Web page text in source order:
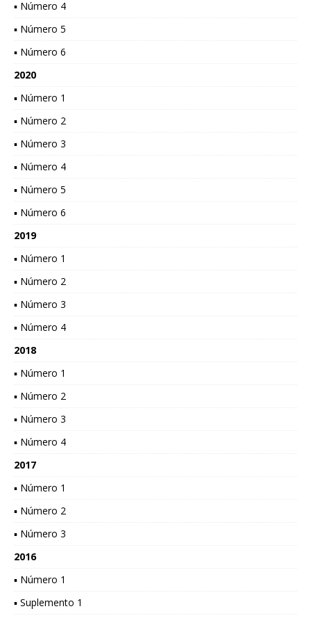
▪ Número 4
▪ Número 5
▪ Número 6
2020
▪ Número 1
▪ Número 2
▪ Número 3
▪ Número 4
▪ Número 5
▪ Número 6
2019
▪ Número 1
▪ Número 2
▪ Número 3
▪ Número 4
2018
▪ Número 1
▪ Número 2
▪ Número 3
▪ Número 4
2017
▪ Número 1
▪ Número 2
▪ Número 3
2016
▪ Número 1
▪ Suplemento 1